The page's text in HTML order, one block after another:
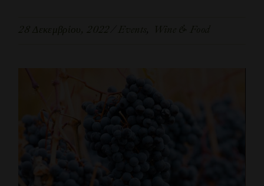
28 Δεκεμβρίου, 2022 Events Wine & Food